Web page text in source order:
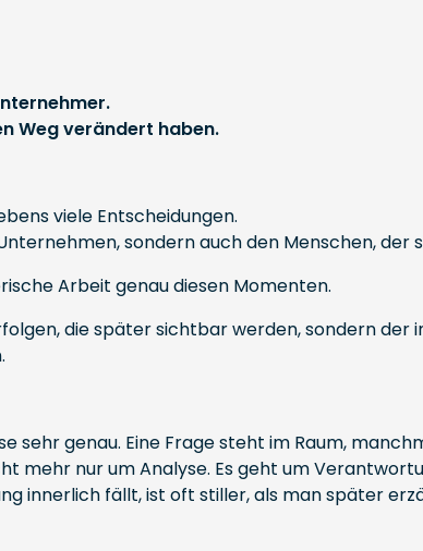
Weg verändert haben.
viele Entscheidungen.
sondern auch den Menschen, der
Arbeit genau diesen Momenten.
die später sichtbar werden, sondern der
sehr genau. Eine Frage steht im Raum,
mehr nur um Analyse. Es geht um
innerlich fällt, ist oft stiller, als man später